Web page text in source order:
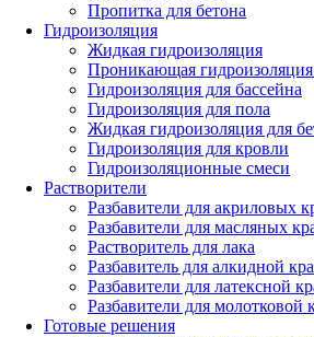
Пропитка для бетона
Гидроизоляция
Жидкая гидроизоляция
Проникающая гидроизоляция
Гидроизоляция для бассейна
Гидроизоляция для пола
Жидкая гидроизоляция для
Гидроизоляция для кровли
Гидроизоляционные смеси
Растворители
Разбавители для акриловых
Разбавители для масляных
Растворитель для лака
Разбавитель для алкидной
Разбавители для латексной
Разбавители для молотковой
Готовые решения